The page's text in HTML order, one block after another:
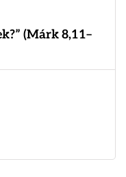
(Márk 8,11–